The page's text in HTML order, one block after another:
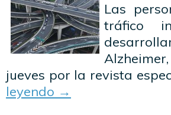
Las
tráfico
jueves por la revista
leyendo →